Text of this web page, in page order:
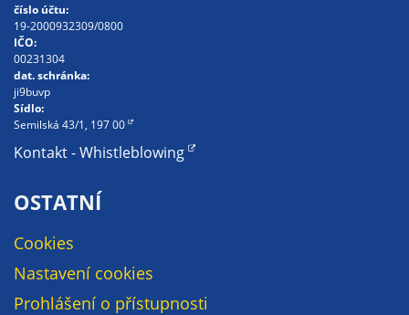
číslo účtu:
19-2000932309/0800
IČO:
00231304
dat. schránka:
ji9buvp
Sídlo:
Semilská 43/1, 197 00
Kontakt - Whistleblowing
OSTATNÍ
Cookies
Nastavení cookies
Prohlášení o přístupnosti